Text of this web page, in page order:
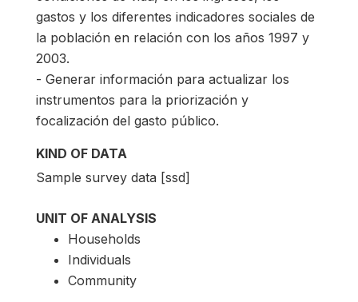
gastos y los diferentes indicadores sociales de
la población en relación con los años 1997 y
2003.
- Generar información para actualizar los
instrumentos para la priorización y
focalización del gasto público.
KIND OF DATA
Sample survey data [ssd]
UNIT OF ANALYSIS
Households
Individuals
Community